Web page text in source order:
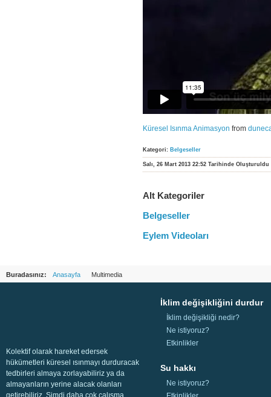
Küresel Isınma Animasyon from
Kategori: Belgeseller
Salı, 26 Mart 2013 22:52 Tarihinde Oluşturuldu
Alt Kategoriler
Belgeseller
Eylem Videoları
Buradasınız: Anasayfa Multimedia
Kolektif olarak hareket edersek
hükümetleri küresel ısınmayı durduracak
tedbirleri almaya zorlayabiliriz ya da
almayanların yerine alacak olanları
getirebiliriz. Şimdi daha çok çalışma,
İklim değişikliğini durdur
İklim değişikliği nedir?
Ne istiyoruz?
Etkinlikler
Su hakkı
Ne istiyoruz?